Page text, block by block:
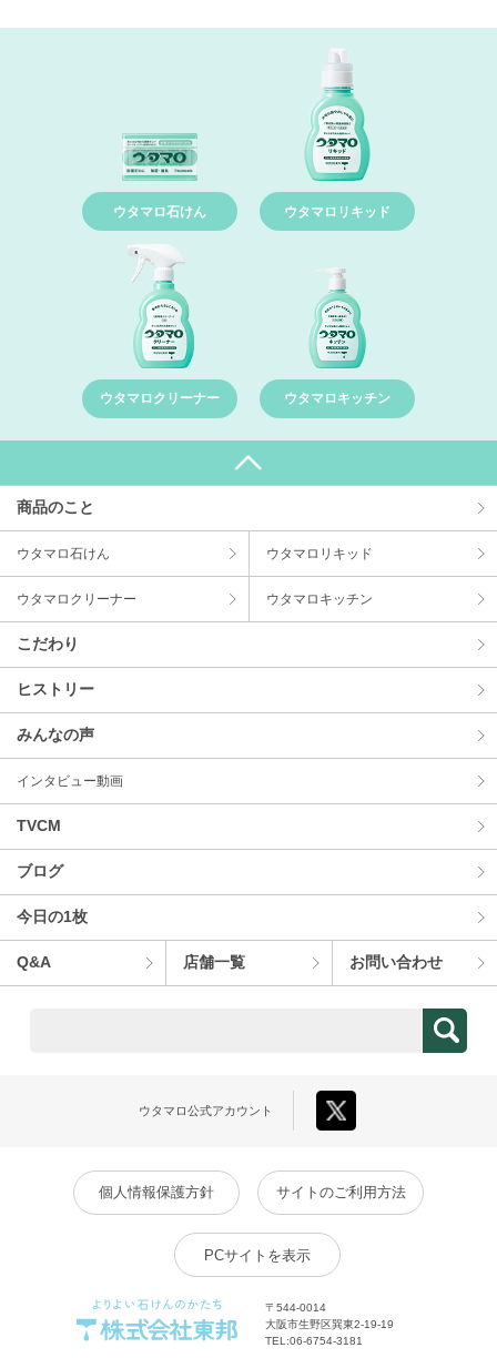
ウタマロ石けん ウタマロリキッド
ウタマロクリーナー ウタマロキッチン
商品のこと
ウタマロ⽯けん ウタマロリキッド
ウタマロクリーナー ウタマロキッチン
こだわり
ヒストリー
みんなの声
インタビュー動画
TVCM
ブログ
今⽇の1枚
Q&A 店舗⼀覧 お問い合わせ
ウタマロ公式アカウント
個人情報保護方針 サイトのご利用方法
PCサイトを表示
〒544-0014
大阪市生野区巽東2-19-19
TEL:06-6754-3181